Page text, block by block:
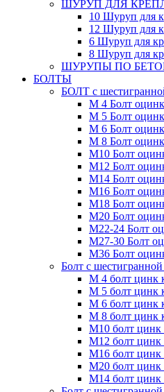
ШУРУП ДЛЯ
10 Шуруп для
12 Шуруп для
6 Шуруп для
8 Шуруп для
ШУРУПЫ ПО
БОЛТЫ
БОЛТ с
М 4 Болт
М 5 Болт
М 6 Болт
М 8 Болт
М10 Болт
М12 Болт
М14 Болт
М16 Болт
М18 Болт
М20 Болт
М22-24 Болт
М27-30 Болт
М36 Болт
Болт с шестигранной
М 4 болт цинк
М 5 болт цинк
М 6 болт цинк
М 8 болт цинк
М10 болт цинк
М12 болт цинк
М16 болт цинк
М20 болт цинк
М14 болт цинк